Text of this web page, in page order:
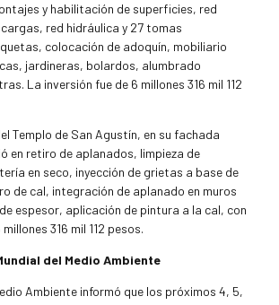
y habilitación de superficies, red
red hidráulica y 27 tomas
colocación de adoquín, mobiliario
jardineras, bolardos, alumbrado
La inversión fue de 6 millones 316 mil 112
Templo de San Agustín, en su fachada
en retiro de aplanados, limpieza de
en seco, inyección de grietas a base de
de cal, integración de aplanado en muros
espesor, aplicación de pintura a la cal, con
316 mil 112 pesos.
del Medio Ambiente
Ambiente informó que los próximos 4, 5,